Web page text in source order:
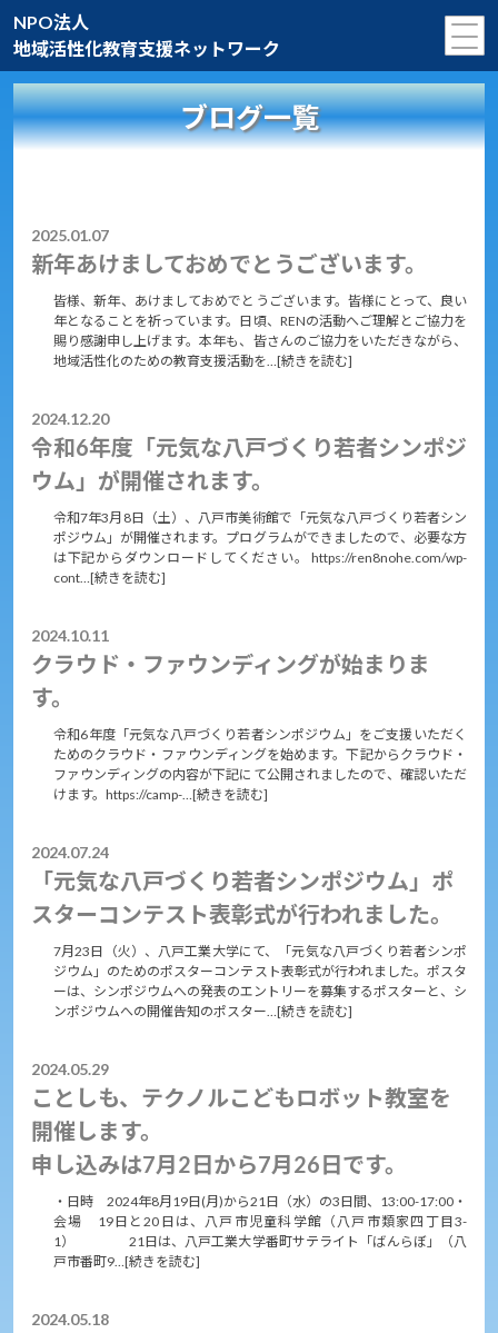
NPO法人
地域活性化教育支援ネットワーク
ブログ一覧
2025.01.07
新年あけましておめでとうございます。
皆様、新年、あけましておめでとうございます。皆様にとって、良い
年となることを祈っています。日頃、RENの活動へご理解とご協力を
賜り感謝申し上げます。本年も、皆さんのご協力をいただきながら、
地域活性化のための教育支援活動を…[続きを読む]
2024.12.20
令和6年度「元気な八戸づくり若者シンポジ
ウム」が開催されます。
令和7年3月8日（土）、八戸市美術館で「元気な八戸づくり若者シン
ポジウム」が開催されます。プログラムができましたので、必要な方
は下記からダウンロードしてください。 https://ren8nohe.com/wp-
cont…[続きを読む]
2024.10.11
クラウド・ファウンディングが始まりま
す。
令和6年度「元気な八戸づくり若者シンポジウム」をご支援いただく
ためのクラウド・ファウンディングを始めます。下記からクラウド・
ファウンディングの内容が下記にて公開されましたので、確認いただ
けます。https://camp-…[続きを読む]
2024.07.24
「元気な八戸づくり若者シンポジウム」ポ
スターコンテスト表彰式が行われました。
7月23日（火）、八戸工業大学にて、「元気な八戸づくり若者シンポ
ジウム」のためのポスターコンテスト表彰式が行われました。ポスタ
ーは、シンポジウムへの発表のエントリーを募集するポスターと、シ
ンポジウムへの開催告知のポスター…[続きを読む]
2024.05.29
ことしも、テクノルこどもロボット教室を
開催します。
申し込みは7月2日から7月26日です。
・日時 2024年8月19日(月)から21日（水）の3日間、13:00-17:00・
会場 19日と20日は、八戸市児童科学館（八戸市類家四丁目3-
1） 21日は、八戸工業大学番町サテライト「ばんらぼ」（八
戸市番町9…[続きを読む]
2024.05.18